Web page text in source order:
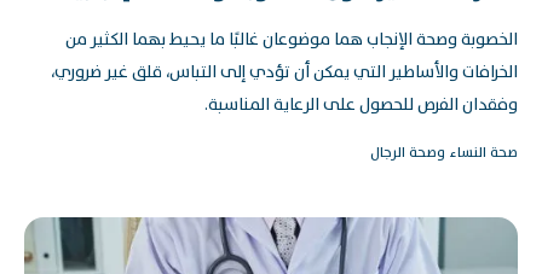
الخصوبة وصحة الإنجاب هما موضوعان غالبًا ما يحيط بهما الكثير من
الخرافات والأساطير التي يمكن أن تؤدي إلى التباس، قلق غير ضروري،
وفقدان الفرص للحصول على الرعاية المناسبة.
صحة النساء وصحة الرجال